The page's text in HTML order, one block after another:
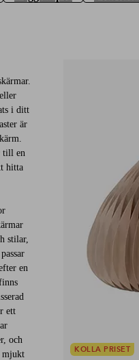
i ditt
är
till en
hitta
stilar,
en
ett
och
mjukt
KOLLA PRISET